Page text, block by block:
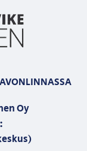
Oy